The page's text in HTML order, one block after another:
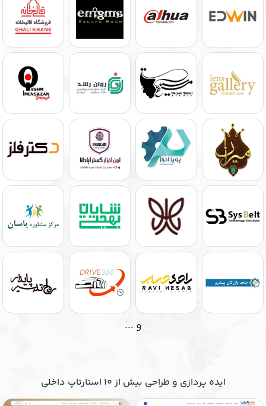
و ...
ایده پردازی و طراحی بیش از ۱۰ استارتاپ داخلی